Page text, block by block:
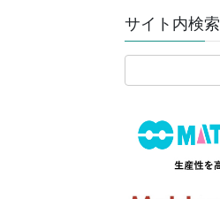
サイト内検索